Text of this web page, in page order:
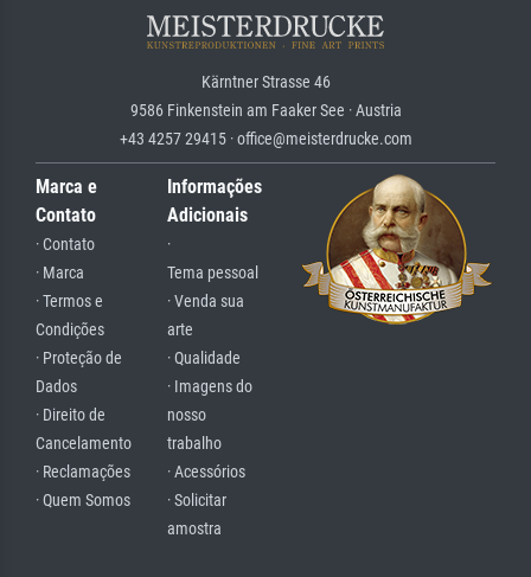
Kärntner Strasse 46
9586 Finkenstein am Faaker See · Austria
+43 4257 29415 · office@meisterdrucke.com
Marca e
Contato
· Contato
· Marca
· Termos e
Condições
· Proteção de
Dados
· Direito de
Cancelamento
· Reclamações
· Quem Somos
Informações
Adicionais
·
Tema pessoal
· Venda sua
arte
· Qualidade
· Imagens do
nosso
trabalho
· Acessórios
· Solicitar
amostra